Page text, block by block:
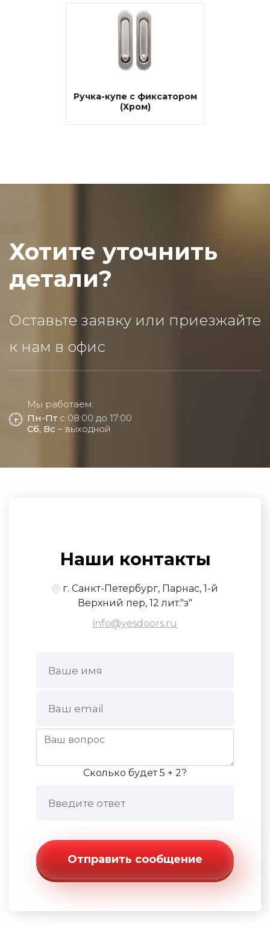
Ручка-купе с фиксатором
(Хром)
Хотите уточнить
детали?
Оставьте заявку или приезжайте
к нам в офис
Мы работаем:
Пн-Пт с 08:00 до 17:00
Сб, Вс – выходной
Наши контакты
г. Санкт-Петербург, Парнас, 1-й
Верхний пер, 12 лит."з"
info@yesdoors.ru
Сколько будет 5 + 2?
Отправить сообщение